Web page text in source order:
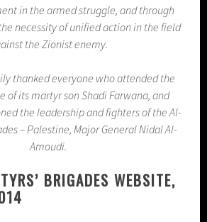
in the armed struggle, and through
necessity of unified action in the field
the Zionist enemy.
thanked everyone who attended the
of its martyr son Shadi Farwana, and
the leadership and fighters of the Al-
– Palestine, Major General Nidal Al-
Amoudi.
BRIGADES WEBSITE,